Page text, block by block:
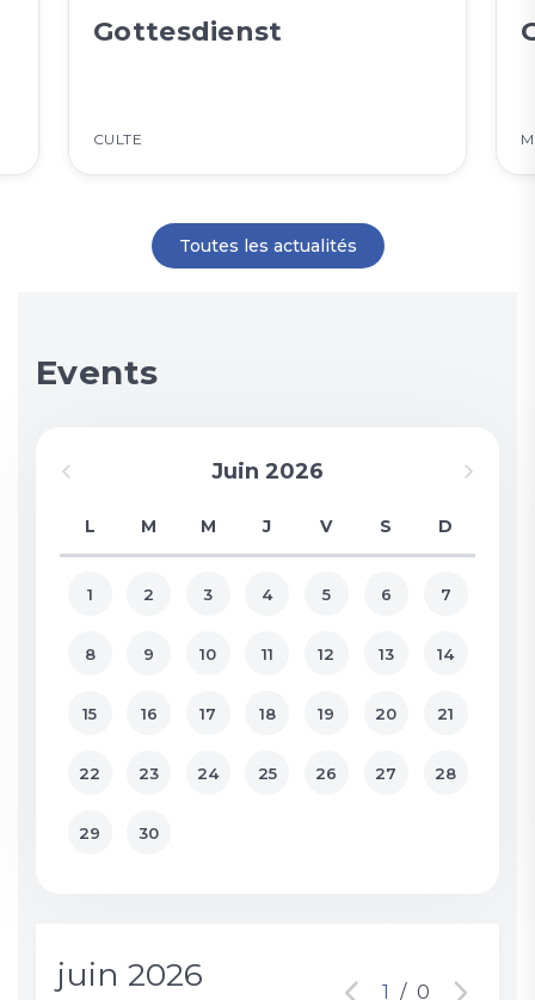
Gottesdienst
CULTE
Toutes les actualités
Events
Juin 2026
L M M J V S D
1 2 3 4 5 6 7
8 9 10 11 12 13 14
15 16 17 18 19 20 21
22 23 24 25 26 27 28
29 30
juin 2026 1 / 0